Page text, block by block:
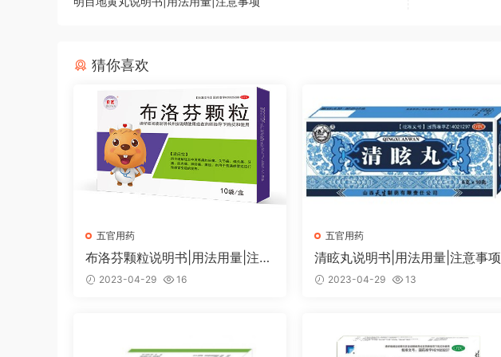
猜你喜欢
五官用药
布洛芬颗粒说明书|用法用量|注意
事项2023-04-29 16
五官用药
清眩丸说明书|用法用量|注意事项
2023-04-29 13